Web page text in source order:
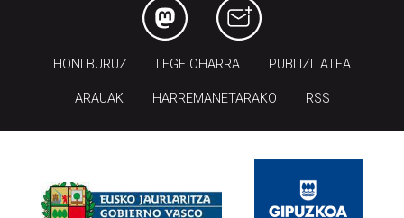
HONI BURUZ LEGE OHARRA PUBLIZITATEA
ARAUAK HARREMANETARAKO RSS